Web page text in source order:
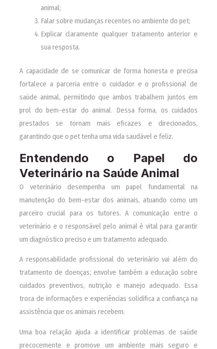
animal;
Falar sobre mudanças recentes no ambiente do pet;
Explicar claramente qualquer tratamento anterior e
sua resposta.
A capacidade de se comunicar de forma honesta e precisa
fortalece a parceria entre o cuidador e o profissional de
saúde animal, permitindo que ambos trabalhem juntos em
prol do bem-estar do animal. Dessa forma, os cuidados
prestados se tornam mais eficazes e direcionados,
garantindo que o pet tenha uma vida saudável e feliz.
Entendendo o Papel do
Veterinário na Saúde Animal
O veterinário desempenha um papel fundamental na
manutenção do bem-estar dos animais, atuando como um
parceiro crucial para os tutores. A comunicação entre o
veterinário e o responsável pelo animal é vital para garantir
um diagnóstico preciso e um tratamento adequado.
A responsabilidade profissional do veterinário vai além do
tratamento de doenças; envolve também a educação sobre
cuidados preventivos, nutrição e manejo adequado. Essa
troca de informações e experiências solidifica a confiança na
assistência que os animais recebem.
Uma boa relação ajuda a identificar problemas de saúde
precocemente e promove um ambiente mais seguro e